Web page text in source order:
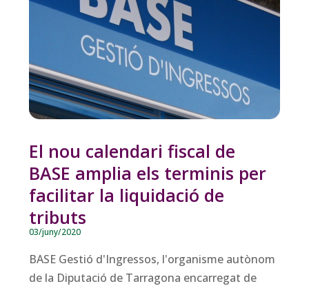
El nou calendari fiscal de
BASE amplia els terminis per
facilitar la liquidació de
tributs
03/juny/2020
BASE Gestió d'Ingressos, l'organisme autònom
de la Diputació de Tarragona encarregat de